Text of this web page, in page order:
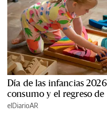
Día de las infancias
consumo y el regreso de
elDiarioAR